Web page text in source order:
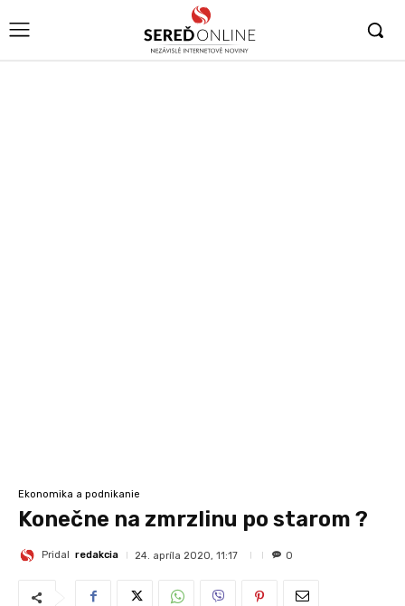
Ekonomika a podnikanie
Konečne na zmrzlinu po starom ?
Pridal redakcia 24. apríla 2020, 11:17 0